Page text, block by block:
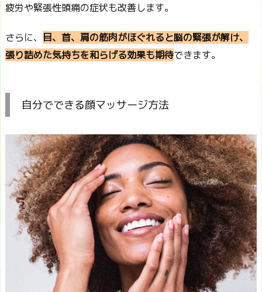
疲労や緊張性頭痛の症状も改善します。
さらに、 目、首、肩の筋肉がほぐれると脳の緊張が解け、
張り詰めた気持ちを和らげる効果も期待できます。
自分でできる顔マッサージ方法